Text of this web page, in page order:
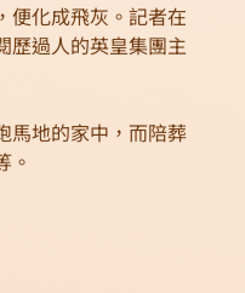
便化成飛灰。記者在
歷過人的英皇集團主
馬地的家中，而陪葬
。